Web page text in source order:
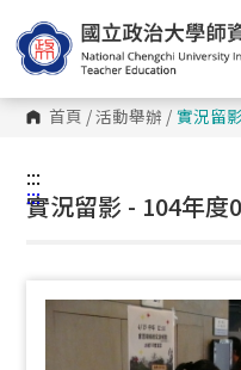
到
主
要
內
容
區 首頁 /活動舉辦 / 實況留影
:::
:::
實況留影 - 104年度